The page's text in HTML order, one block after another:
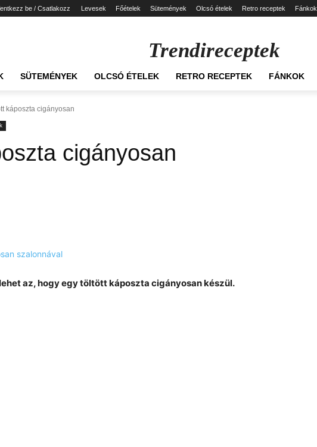
be / Csatlakozz Levesek Főételek Sütemények Olcsó ételek Retro receptek Fánkok
Trendireceptek
SÜTEMÉNYEK OLCSÓ ÉTELEK RETRO RECEPTEK FÁNKOK
káposzta cigányosan
cigányosan
az, hogy egy töltött káposzta cigányosan készül.